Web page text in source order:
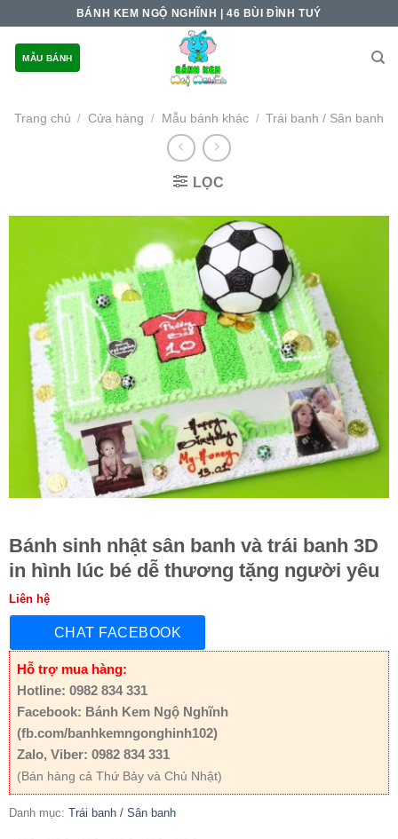
content
BÁNH KEM NGỘ NGHĨNH | 46 BÙI ĐÌNH TUÝ
MẪU BÁNH
Trang chủ / Cửa hàng / Mẫu bánh khác / Trái banh / Sân banh
LỌC
Bánh sinh nhật sân banh và trái banh 3D
in hình lúc bé dễ thương tặng người yêu
Liên hệ
CHAT FACEBOOK
Hỗ trợ mua hàng:
Hotline: 0982 834 331
Facebook: Bánh Kem Ngộ Nghĩnh
(fb.com/banhkemngonghinh102)
Zalo, Viber: 0982 834 331
(Bán hàng cả Thứ Bảy và Chủ Nhật)
Danh mục: Trái banh / Sân banh